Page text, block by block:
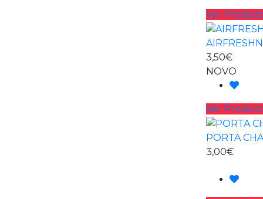
Ver
3,50€
NOVO
Ver
PORTA
3,00€